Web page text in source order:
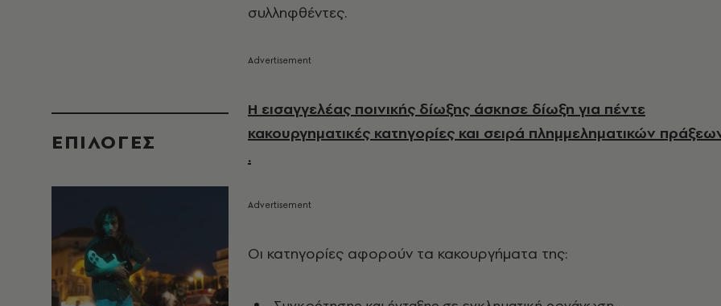
EΠΙΛΟΓΈΣ
συλληφθέντες.
Η εισαγγελέας ποινικής δίωξης άσκησε δίωξη για πέντε
κακουργηματικές κατηγορίες και σειρά πλημμεληματικών
.
Οι κατηγορίες αφορούν τα κακουργήματα της: